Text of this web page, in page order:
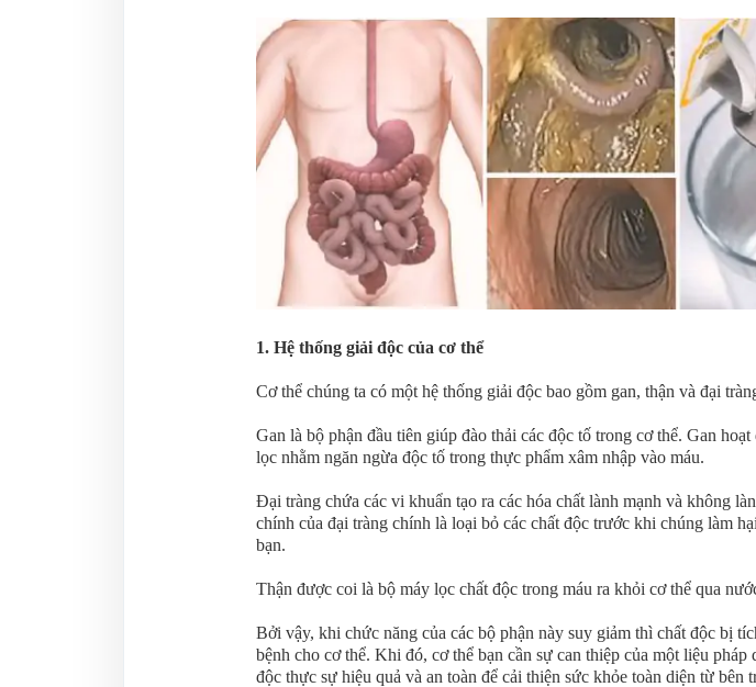
1. Hệ thống giải độc của cơ thể
Cơ thể chúng ta có một hệ thống giải độc bao gồm gan, thận và đại
Gan là bộ phận đầu tiên giúp đào thải các độc tố trong cơ thể. Gan
lọc nhằm ngăn ngừa độc tố trong thực phẩm xâm nhập vào máu.
Đại tràng chứa các vi khuẩn tạo ra các hóa chất lành mạnh và không
chính của đại tràng chính là loại bỏ các chất độc trước khi chúng làm
bạn.
Thận được coi là bộ máy lọc chất độc trong máu ra khỏi cơ thể qua
Bởi vậy, khi chức năng của các bộ phận này suy giảm thì chất độc bị
bệnh cho cơ thể. Khi đó, cơ thể bạn cần sự can thiệp của một liệu pháp
độc thực sự hiệu quả và an toàn để cải thiện sức khỏe toàn diện từ bên